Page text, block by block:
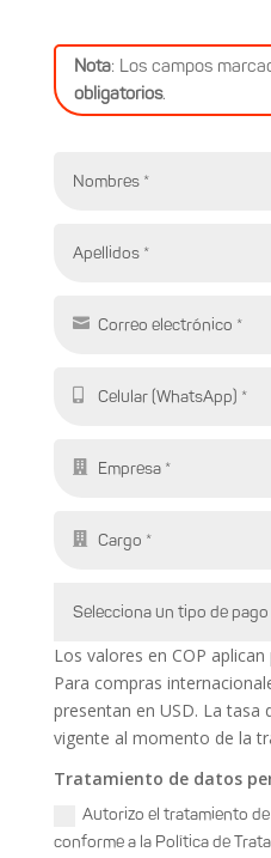
Nota: Los campos
obligatorios.
Los valores en COP
Para compras
presentan en USD. La tasa
vigente al momento de la
Tratamiento de datos
Autorizo el tratamiento
conforme a la Política de